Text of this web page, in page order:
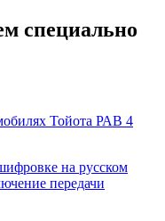
специально
Тойота РАВ 4
на русском
передачи